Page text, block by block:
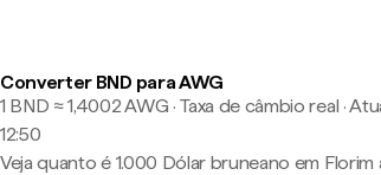
Converter BND para AWG
1 BND ≈ 1,4002 AWG · Taxa de câmbio real ·
12:50
Veja quanto é 1.000 Dólar bruneano em